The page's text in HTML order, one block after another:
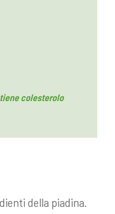
colesterolo
della piadina.